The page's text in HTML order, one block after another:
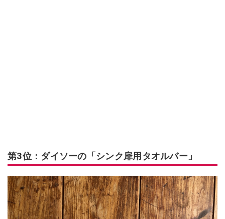
第3位：ダイソーの「シンク扉用タオルバー」